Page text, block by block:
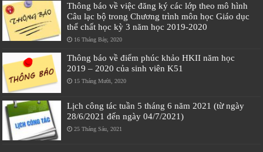
Thông báo về việc đăng ký các lớp theo mô hình
Câu lạc bộ trong Chương trình môn học Giáo dục
thể chất học kỳ 3 năm học 2019-2020
16 Tháng Bảy, 2020
Thông báo về điểm phúc khảo HKII năm học
2019 – 2020 của sinh viên K51
15 Tháng Mười, 2020
Lịch công tác tuần 5 tháng 6 năm 2021 (từ ngày
28/6/2021 đến ngày 04/7/2021)
25 Tháng Sáu, 2021